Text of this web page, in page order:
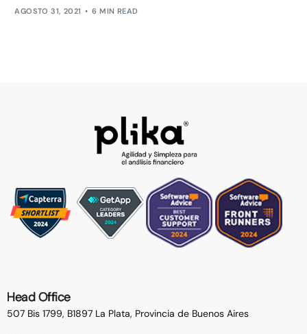
AGOSTO 31, 2021 6 MIN READ
Head Office
507 Bis 1799, B1897 La Plata, Provincia de Buenos Aires